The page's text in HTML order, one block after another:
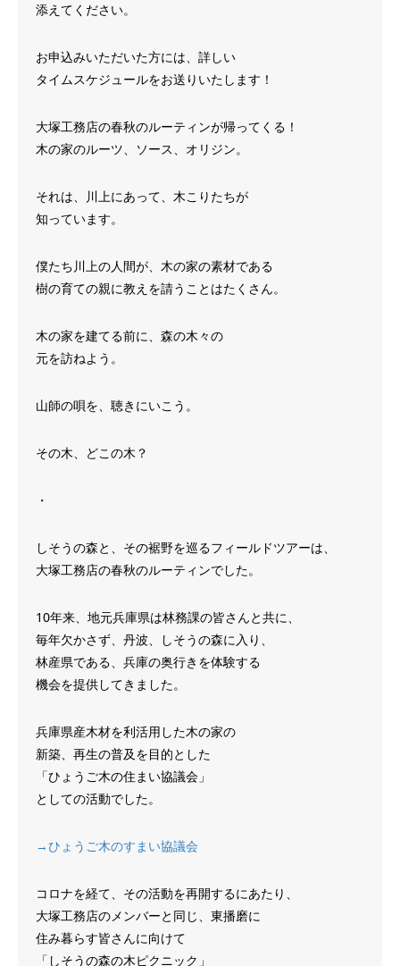
添えてください。
お申込みいただいた方には、詳しい
タイムスケジュールをお送りいたします！
大塚工務店の春秋のルーティンが帰ってくる！
木の家のルーツ、ソース、オリジン。
それは、川上にあって、木こりたちが
知っています。
僕たち川上の人間が、木の家の素材である
樹の育ての親に教えを請うことはたくさん。
木の家を建てる前に、森の木々の
元を訪ねよう。
山師の唄を、聴きにいこう。
その木、どこの木？
・
しそうの森と、その裾野を巡るフィールドツアーは、
大塚工務店の春秋のルーティンでした。
10年来、地元兵庫県は林務課の皆さんと共に、
毎年欠かさず、丹波、しそうの森に入り、
林産県である、兵庫の奥行きを体験する
機会を提供してきました。
兵庫県産木材を利活用した木の家の
新築、再生の普及を目的とした
「ひょうご木の住まい協議会」
としての活動でした。
→ひょうご木のすまい協議会
コロナを経て、その活動を再開するにあたり、
大塚工務店のメンバーと同じ、東播磨に
住み暮らす皆さんに向けて
「しそうの森の木ピクニック」